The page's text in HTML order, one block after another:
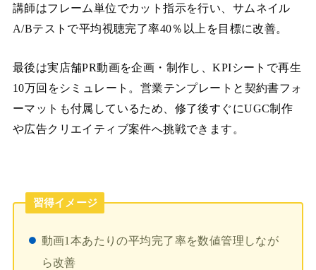
講師はフレーム単位でカット指示を行い、サムネイル
A/Bテストで平均視聴完了率40％以上を目標に改善。
最後は実店舗PR動画を企画・制作し、KPIシートで再生
10万回をシミュレート。営業テンプレートと契約書フォ
ーマットも付属しているため、修了後すぐにUGC制作
や広告クリエイティブ案件へ挑戦できます。
習得イメージ
動画1本あたりの平均完了率を数値管理しなが
ら改善